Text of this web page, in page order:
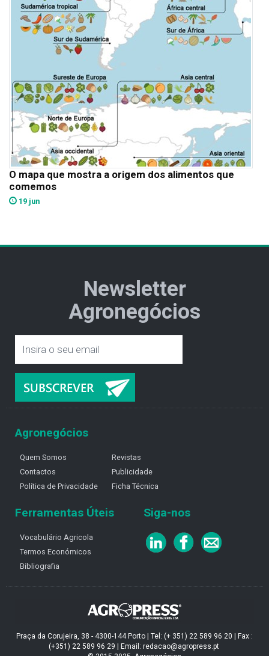
O mapa que mostra a origem dos alimentos que
comemos
19 jun
Newsletter
Agronegócios
Agronegócios
Quem Somos
Contactos
Política de Privacidade
Revistas
Publicidade
Ficha Técnica
Ferramentas Úteis
Vocabulário Agricola
Termos Económicos
Bibliografia
Siga-nos
Praça da Corujeira, 38 - 4300-144 Porto | Tel: (+ 351) 22 589 96 20 | Fax :
(+351) 22 589 96 29 | Email: redacao@agropress.pt